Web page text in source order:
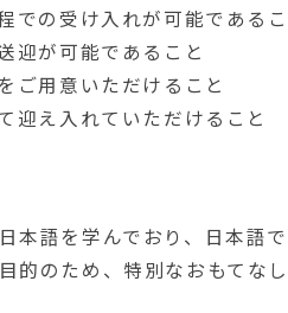
での受け入れが可能である
迎が可能であること
ご用意いただけること
迎え入れていただけること
本語を学んでおり、日本語
的のため、特別なおもてな